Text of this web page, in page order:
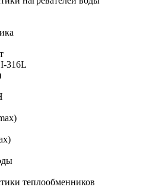
316L
теплообменников